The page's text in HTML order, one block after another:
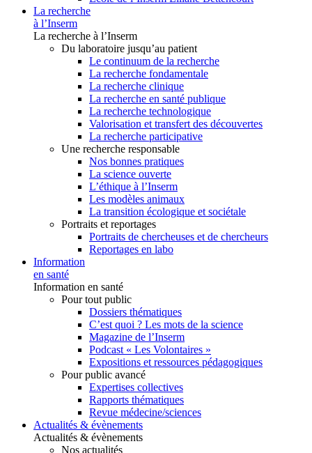
La recherche
à l’Inserm
La recherche à l’Inserm
Du laboratoire jusqu’au patient
Le continuum de la recherche
La recherche fondamentale
La recherche clinique
La recherche en santé publique
La recherche technologique
Valorisation et transfert des découvertes
La recherche participative
Une recherche responsable
Nos bonnes pratiques
La science ouverte
L’éthique à l’Inserm
Les modèles animaux
La transition écologique et sociétale
Portraits et reportages
Portraits de chercheuses et de chercheurs
Reportages en labo
Information
en santé
Information en santé
Pour tout public
Dossiers thématiques
C’est quoi ? Les mots de la science
Magazine de l’Inserm
Podcast « Les Volontaires »
Expositions et ressources pédagogiques
Pour public avancé
Expertises collectives
Rapports thématiques
Revue médecine/sciences
Actualités & évènements
Actualités & évènements
Nos actualités